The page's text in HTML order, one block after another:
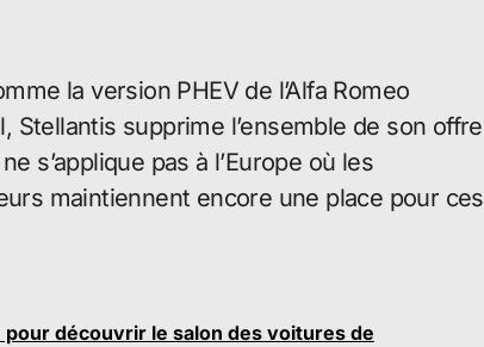
la version PHEV de l’Alfa Romeo
Stellantis supprime l’ensemble de son offre
s’applique pas à l’Europe où les
maintiennent encore une place pour ces
découvrir le salon des voitures de